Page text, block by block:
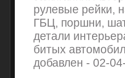
рулевые рейки,
ГБЦ, поршни,
детали
битых
добавлен - 02-